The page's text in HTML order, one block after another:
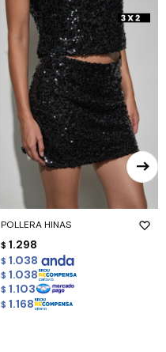
POLLERA HINAS
$ 1.298
$ 1.038
$ 1.038
$ 1.103
$ 1.168